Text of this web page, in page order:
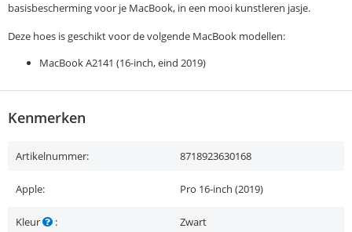
basisbescherming voor je MacBook, in een mooi kunstleren jasje.
Deze hoes is geschikt voor de volgende MacBook modellen:
MacBook A2141 (16-inch, eind 2019)
Kenmerken
Artikelnummer: 8718923630168
Apple: Pro 16-inch (2019)
Kleur : Zwart